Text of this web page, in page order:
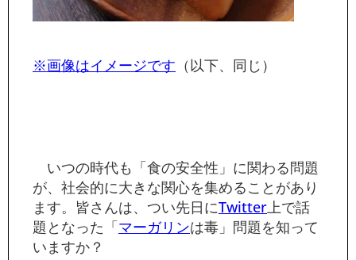
※画像はイメージです （以下、同じ）
いつの時代も「食の安全性」に関わる問題
が、社会的に大きな関心を集めることがあり
ます。皆さんは、つい先日にTwitter 上で話
題となった「マーガリンは毒」問題を知って
いますか？